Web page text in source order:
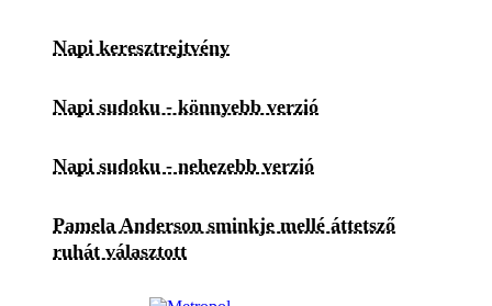
Napi keresztrejtvény
Napi sudoku - könnyebb verzió
Napi sudoku - nehezebb verzió
Pamela Anderson sminkje mellé áttetsző
ruhát választott